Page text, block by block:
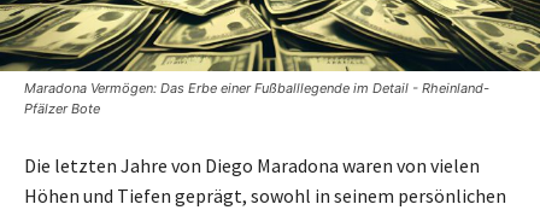
Maradona Vermögen: Das Erbe einer Fußballlegende im Detail - Rheinland-
Pfälzer Bote
Die letzten Jahre von Diego Maradona waren von vielen
Höhen und Tiefen geprägt, sowohl in seinem persönlichen